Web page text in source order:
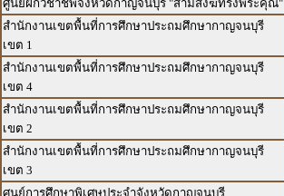
ศูนย์ฝึกวิชาชีพจังหวัดกาญจนบุรี "สามสงฆ์ทรงพระคุณ"
สำนักงานเขตพื้นที่การศึกษาประถมศึกษากาญจนบุรี
เขต 1
สำนักงานเขตพื้นที่การศึกษาประถมศึกษากาญจนบุรี
เขต 4
สำนักงานเขตพื้นที่การศึกษาประถมศึกษากาญจนบุรี
เขต 2
สำนักงานเขตพื้นที่การศึกษาประถมศึกษากาญจนบุรี
เขต 3
ศูนย์การศึกษาพิเศษประจำจังหวัดกาญจนบุรี